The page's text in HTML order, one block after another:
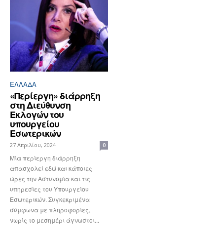
ΕΛΛΆΔΑ
«Περίεργη» διάρρηξη
στη Διεύθυνση
Εκλογών του
υπουργείου
Εσωτερικών
27 Απριλίου, 2024 0
Μία περίεργη διάρρηξη
απασχολεί εδώ και κάποιες
ώρες την Αστυνομία και τις
υπηρεσίες του Υπουργείου
Εσωτερικών. Συγκεκριμένα
σύμφωνα με πληροφορίες,
νωρίς το μεσημέρι άγνωστοι...